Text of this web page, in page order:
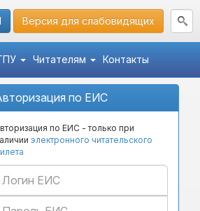
Версия для слабовидящих
Читателям Контакты
по ЕИС
по ЕИС - только при
электронного читательского